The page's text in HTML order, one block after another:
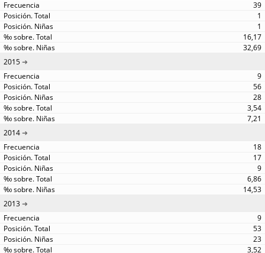
39
1
1
16,17
32,69
2015
9
56
28
3,54
7,21
2014
18
17
9
6,86
14,53
2013
9
53
23
3,52